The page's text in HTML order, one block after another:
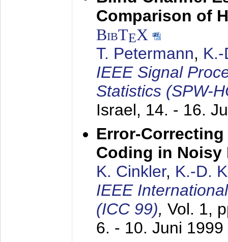
Comparison of
BibTEX
T. Petermann,
IEEE Signal
Statistics (SPW-
Israel, 14. - 16.
Error-
Coding in Noisy
K. Cinkler, K.-D.
IEEE
(ICC 99), Vol. 1,
6. - 10. Juni 1999